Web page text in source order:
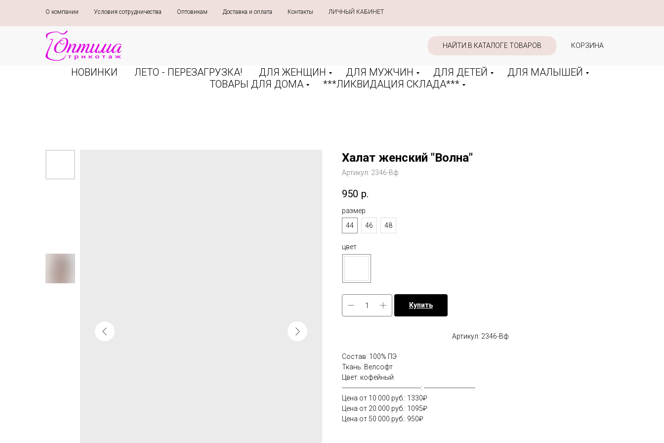
О компании Условия сотрудничества Оптовикам Доставка и оплата Контакты ЛИЧНЫЙ КАБИНЕТ
НАЙТИ В КАТАЛОГЕ ТОВАРОВ КОРЗИНА
НОВИНКИ ЛЕТО - ПЕРЕЗАГРУЗКА! ДЛЯ ЖЕНЩИН ДЛЯ МУЖЧИН ДЛЯ ДЕТЕЙ
ДЛЯ МАЛЫШЕЙ
ТОВАРЫ ДЛЯ ДОМА
***ЛИКВИДАЦИЯ СКЛАДА***
Халат женский "Волна"
Артикул: 2346-Вф
950 р.
размер
44
46 48
цвет
Купить
Артикул: 2346-Вф
Состав: 100% ПЭ
Ткань: Велсофт
Цвет: кофейный
----------------------------------------: --------------------------
Цена от 10 000 руб.: 1330₽
Цена от 20 000 руб.: 1095₽
Цена от 50 000 руб.: 950₽